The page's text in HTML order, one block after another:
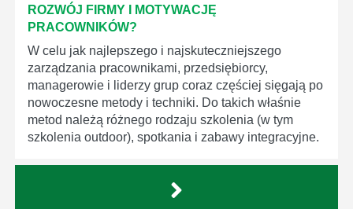
ROZWÓJ FIRMY I MOTYWACJĘ
PRACOWNIKÓW?
W celu jak najlepszego i najskuteczniejszego
zarządzania pracownikami, przedsiębiorcy,
managerowie i liderzy grup coraz częściej sięgają po
nowoczesne metody i techniki. Do takich właśnie
metod należą różnego rodzaju szkolenia (w tym
szkolenia outdoor), spotkania i zabawy integracyjne.